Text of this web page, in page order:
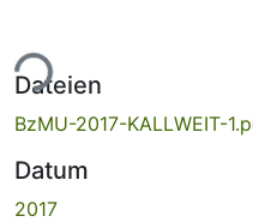
Dateien
BzMU-2017-KALLWEIT-
Datum
2017